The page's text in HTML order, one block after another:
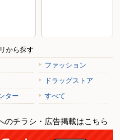
から探す
ファッション
ドラッグストア
ター
すべて
のチラシ・広告掲載はこちら